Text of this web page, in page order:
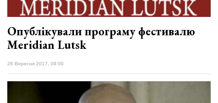
Опублікували програму фестивалю
Meridian Lutsk
26 Вересня 2017, 09:00